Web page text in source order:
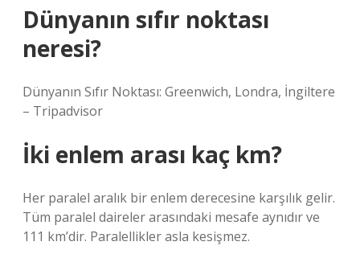
Dünyanın sıfır noktası
neresi?
Dünyanın Sıfır Noktası: Greenwich, Londra, İngiltere
– Tripadvisor
İki enlem arası kaç km?
Her paralel aralık bir enlem derecesine karşılık gelir.
Tüm paralel daireler arasındaki mesafe aynıdır ve
111 km’dir. Paralellikler asla kesişmez.